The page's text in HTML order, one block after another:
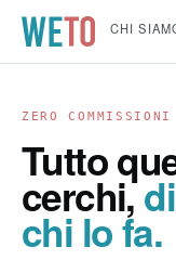
CHI
ZERO
Tutto
cerchi,
chi lo fa.